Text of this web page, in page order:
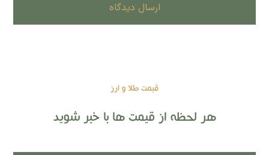
ارسال دیدگاه
قیمت طلا و ارز
هر لحظه از قیمت ها با خبر شوید